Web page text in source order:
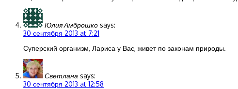
Юлия Амброшко says:
30 сентября 2013 at 7:21
Суперский организм, Лариса у Вас, живет по законам природы.
Светлана says:
30 сентября 2013 at 12:58